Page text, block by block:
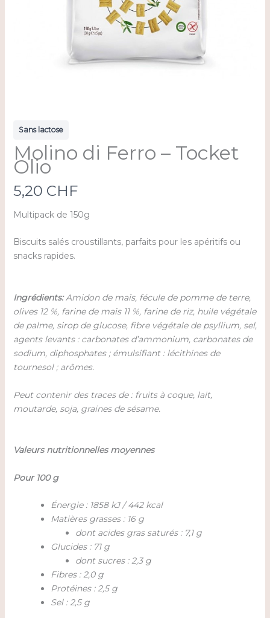
Sans lactose
Molino di Ferro – Tocket
Olio
N
o
5,20 CHF
Multipack de 150g
Biscuits salés croustillants, parfaits pour les apéritifs ou
snacks rapides.
Ingrédients:Amidon de maïs, fécule de pomme de terre,
olives 12 %, farine de maïs 11 %, farine de riz, huile végétale
de palme, sirop de glucose, fibre végétale de psyllium, sel,
agents levants : carbonates d’ammonium, carbonates de
sodium, diphosphates ; émulsifiant : lécithines de
tournesol ; arômes.
Peut contenir des traces de : fruits à coque, lait,
moutarde, soja, graines de sésame.
Valeurs nutritionnelles moyennes
Pour 100 g
Énergie : 1858 kJ / 442 kcal
Matières grasses : 16 g
dont acides gras saturés : 7,1 g
Glucides : 71 g
dont sucres : 2,3 g
Fibres : 2,0 g
Protéines : 2,5 g
Sel : 2,5 g